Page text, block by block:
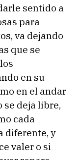
sentido a
para
va dejando
que se
en su
en el andar
se deja libre,
cada
diferente, y
valer o si